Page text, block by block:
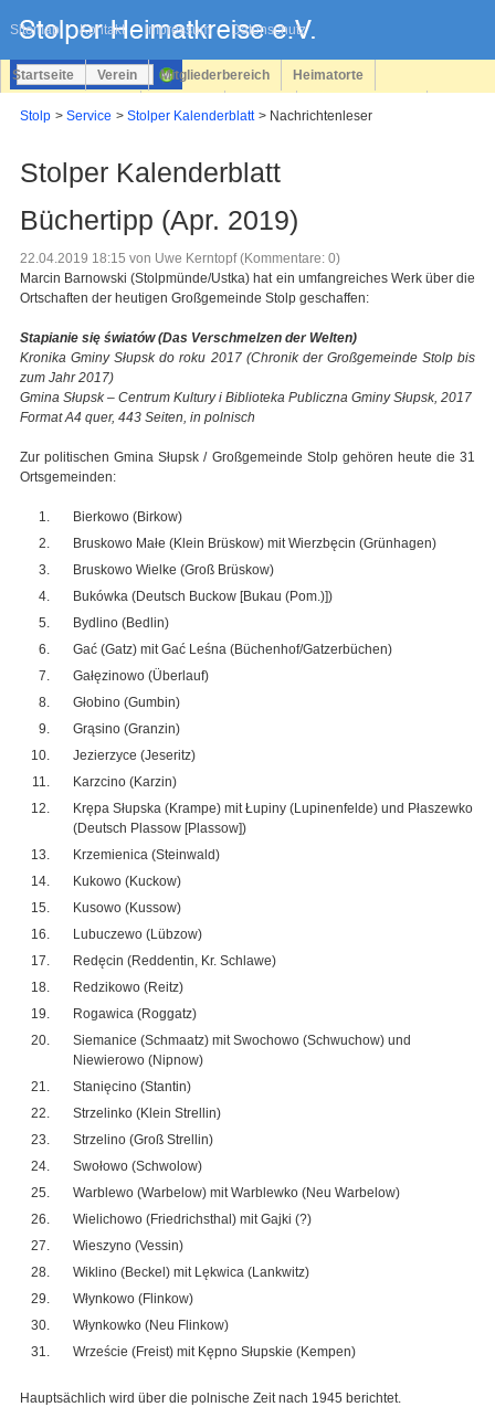
Sitemap Kontakt Impressum Datenschutz
überspringen
Startseite Verein Mitgliederbereich Heimatorte
Stolp Service Stolper Kalenderblatt Nachrichtenleser
Stolper Kalenderblatt
Büchertipp (Apr. 2019)
22.04.2019 18:15 von Uwe Kerntopf (Kommentare: 0)
Marcin Barnowski (Stolpmünde/Ustka) hat ein umfangreiches Werk über die
Ortschaften der heutigen Großgemeinde Stolp geschaffen:
Stapianie się światów (Das Verschmelzen der Welten)
Kronika Gminy Słupsk do roku 2017 (Chronik der Großgemeinde Stolp bis
zum Jahr 2017)
Gmina Słupsk – Centrum Kultury i Biblioteka Publiczna Gminy Słupsk, 2017
Format A4 quer, 443 Seiten, in polnisch
Zur politischen Gmina Słupsk / Großgemeinde Stolp gehören heute die 31
Ortsgemeinden:
Bierkowo (Birkow)
Bruskowo Małe (Klein Brüskow) mit Wierzbęcin (Grünhagen)
Bruskowo Wielke (Groß Brüskow)
Bukówka (Deutsch Buckow [Bukau (Pom.)])
Bydlino (Bedlin)
Gać (Gatz) mit Gać Leśna (Büchenhof/Gatzerbüchen)
Gałęzinowo (Überlauf)
Głobino (Gumbin)
Grąsino (Granzin)
Jezierzyce (Jeseritz)
Karzcino (Karzin)
Krępa Słupska (Krampe) mit Łupiny (Lupinenfelde) und Płaszewko
(Deutsch Plassow [Plassow])
Krzemienica (Steinwald)
Kukowo (Kuckow)
Kusowo (Kussow)
Lubuczewo (Lübzow)
Redęcin (Reddentin, Kr. Schlawe)
Redzikowo (Reitz)
Rogawica (Roggatz)
Siemanice (Schmaatz) mit Swochowo (Schwuchow) und
Niewierowo (Nipnow)
Stanięcino (Stantin)
Strzelinko (Klein Strellin)
Strzelino (Groß Strellin)
Swołowo (Schwolow)
Warblewo (Warbelow) mit Warblewko (Neu Warbelow)
Wielichowo (Friedrichsthal) mit Gajki (?)
Wieszyno (Vessin)
Wiklino (Beckel) mit Lękwica (Lankwitz)
Włynkowo (Flinkow)
Włynkowko (Neu Flinkow)
Wrzeście (Freist) mit Kępno Słupskie (Kempen)
Hauptsächlich wird über die polnische Zeit nach 1945 berichtet.